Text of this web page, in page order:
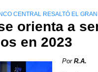
CENTRAL RESALTÓ EL
orienta a
en 2023
Por R.A.